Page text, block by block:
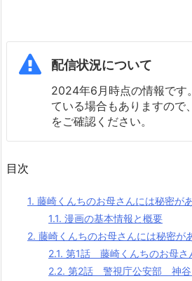
配信状況について
2024年6月時点の情報です
ている場合もありますので
をご確認ください。
目次
1. 藤崎くんちのお母さんには秘密が
1.1. 漫画の基本情報と概要
2. 藤崎くんちのお母さんには秘密が
2.1. 第1話 藤崎くんちのお母さ
2.2. 第2話 警視庁公安部 神谷